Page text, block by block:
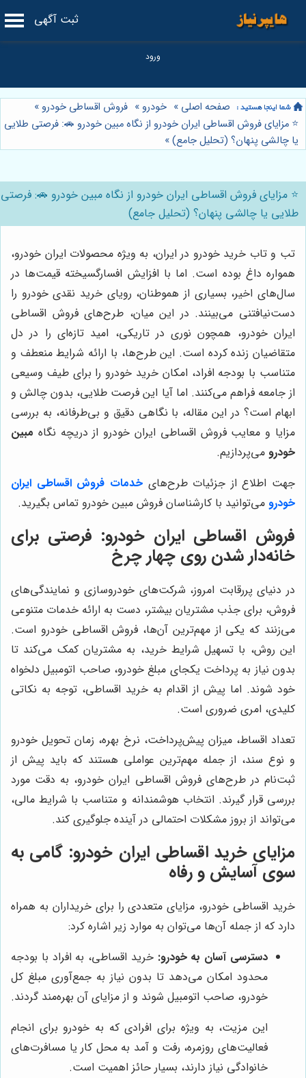
ثبت آگهی
صفحه اصلی » خودرو » فروش اقساطی خودرو »
⭐️ مزایای فروش اقساطی ایران خودرو از نگاه مبین خودرو 🚗: فرصتی طلایی
یا چالشی پنهان؟ (تحلیل جامع)»
⭐️ مزایای فروش اقساطی ایران خودرو از نگاه مبین خودرو 🚗: فرصتی
طلایی یا چالشی پنهان؟ (تحلیل جامع)
تب و تاب خرید خودرو در ایران، به ویژه محصولات ایران خودرو،
همواره داغ بوده است. اما با افزایش افسارگسیخته قیمت‌ها در
سال‌های اخیر، بسیاری از هموطنان، رویای خرید نقدی خودرو را
دست‌نیافتنی می‌بینند. در این میان، طرح‌های فروش اقساطی
ایران خودرو، همچون نوری در تاریکی، امید تازه‌ای را در دل
متقاضیان زنده کرده است. این طرح‌ها، با ارائه شرایط منعطف و
متناسب با بودجه افراد، امکان خرید خودرو را برای طیف وسیعی
از جامعه فراهم می‌کنند. اما آیا این فرصت طلایی، بدون چالش و
ابهام است؟ در این مقاله، با نگاهی دقیق و بی‌طرفانه، به بررسی
مزایا و معایب فروش اقساطی ایران خودرو از دریچه نگاه مبین
خودرو می‌پردازیم.
جهت اطلاع از جزئیات طرح‌هایخدمات فروش اقساطی ایران
خودرو می‌توانید با کارشناسان فروش مبین خودرو تماس بگیرید.
فروش اقساطی ایران خودرو: فرصتی برای
خانه‌دار شدن روی چهار چرخ
در دنیای پررقابت امروز، شرکت‌های خودروسازی و نمایندگی‌های
فروش، برای جذب مشتریان بیشتر، دست به ارائه خدمات متنوعی
می‌زنند که یکی از مهم‌ترین آن‌ها، فروش اقساطی خودرو است.
این روش، با تسهیل شرایط خرید، به مشتریان کمک می‌کند تا
بدون نیاز به پرداخت یکجای مبلغ خودرو، صاحب اتومبیل دلخواه
خود شوند. اما پیش از اقدام به خرید اقساطی، توجه به نکاتی
کلیدی، امری ضروری است.
تعداد اقساط، میزان پیش‌پرداخت، نرخ بهره، زمان تحویل خودرو
و نوع سند، از جمله مهم‌ترین عواملی هستند که باید پیش از
ثبت‌نام در طرح‌های فروش اقساطی ایران خودرو، به دقت مورد
بررسی قرار گیرند. انتخاب هوشمندانه و متناسب با شرایط مالی،
می‌تواند از بروز مشکلات احتمالی در آینده جلوگیری کند.
مزایای خرید اقساطی ایران خودرو: گامی به
سوی آسایش و رفاه
خرید اقساطی خودرو، مزایای متعددی را برای خریداران به همراه
دارد که از جمله آن‌ها می‌توان به موارد زیر اشاره کرد:
دسترسی آسان به خودرو: خرید اقساطی، به افراد با بودجه
محدود امکان می‌دهد تا بدون نیاز به جمع‌آوری مبلغ کل
خودرو، صاحب اتومبیل شوند و از مزایای آن بهره‌مند گردند.
این مزیت، به ویژه برای افرادی که به خودرو برای انجام
فعالیت‌های روزمره، رفت و آمد به محل کار یا مسافرت‌های
خانوادگی نیاز دارند، بسیار حائز اهمیت است.